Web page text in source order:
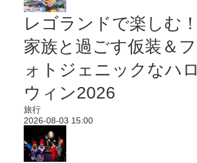
レゴランドで楽しむ！
家族と過ごす仮装＆フ
ォトジェニックなハロ
ウィン2026
旅行
2026-08-03 15:00